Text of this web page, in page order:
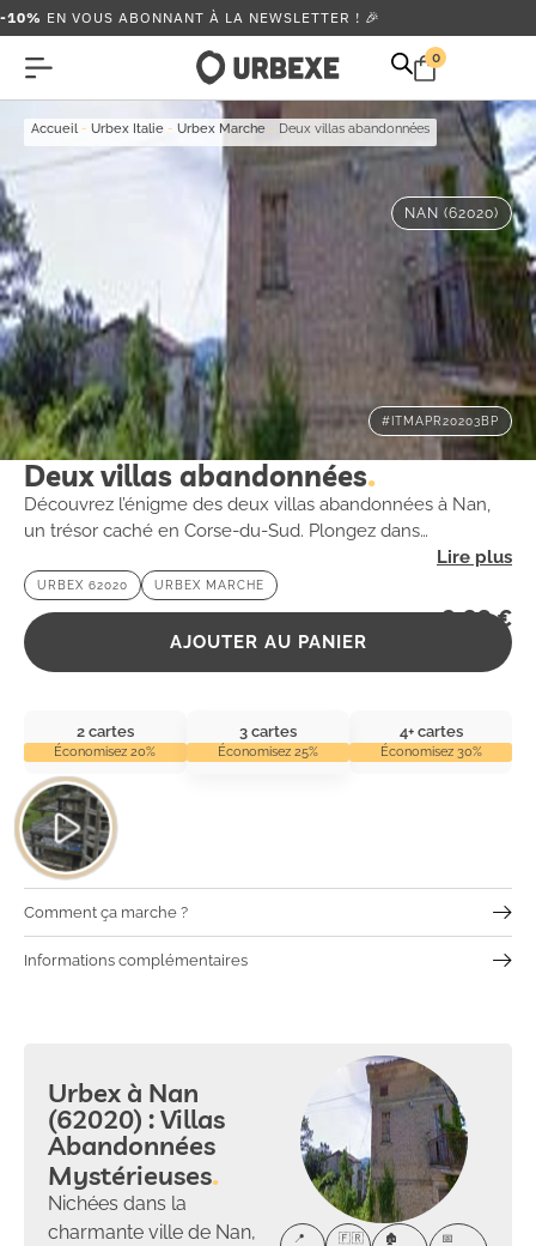
-10% EN VOUS ABONNANT À LA NEWSLETTER ! 🎉
0
Accueil - Urbex Italie - Urbex Marche - Deux villas abandonnées
NAN (62020)
#ITMAPR20203BP
Deux villas abandonnées
Découvrez l’énigme des deux villas abandonnées à Nan,
un trésor caché en Corse-du-Sud. Plongez dans
l’atmosphère mystérieuse de cet endroit chargé d’histoire
et d’abandon.
URBEX 62020 URBEX MARCHE
2,99€
AJOUTER AU PANIER
2 cartes
Économisez 20%
3 cartes
Économisez 25%
4+ cartes
Économisez 30%
Comment ça marche ?
Informations complémentaires
Urbex à Nan
(62020) : Villas
Abandonnées
Mystérieuses
Nichées dans la
charmante ville de Nan,
📍
🇫🇷
🏚️
📅